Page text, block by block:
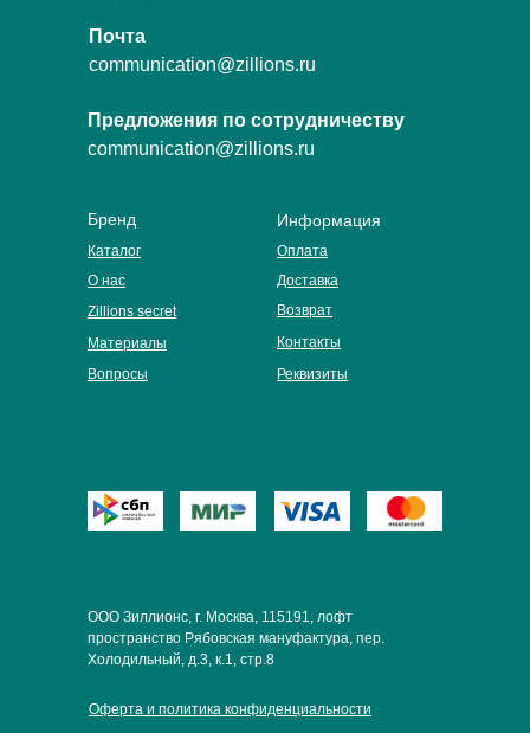
Предложения по сотрудничеству
communication@zillions.ru
ООО Зиллионс, г. Москва, 115191, лофт
пространство Рябовская мануфактура, пер.
Холодильный, д.3, к.1, стр.8
Почта
communication@zillions.ru
Контакты
Вопросы
Материалы
О нас
Zillions secret
Оферта и политика конфиденциальности
Возврат
Доставка
Оплата
Реквизиты
Информация
Бренд
Каталог